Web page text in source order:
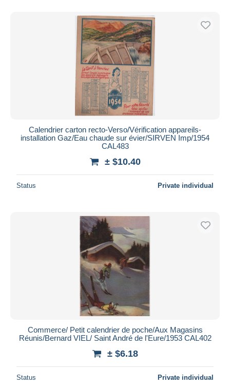
Calendrier carton recto-Verso/Vérification appareils-
installation Gaz/Eau chaude sur évier/SIRVEN Imp/1954
CAL483
± $10.40
Status Private individual
Commerce/ Petit calendrier de poche/Aux Magasins
Réunis/Bernard VIEL/ Saint André de l'Eure/1953 CAL402
± $6.18
Status Private individual